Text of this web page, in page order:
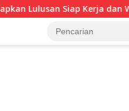
Siap Kerja dan Wirausaha